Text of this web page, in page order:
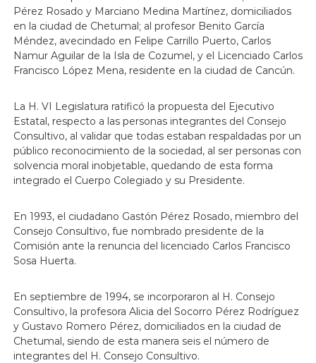
Pérez Rosado y Marciano Medina Martínez, domiciliados
en la ciudad de Chetumal; al profesor Benito García
Méndez, avecindado en Felipe Carrillo Puerto, Carlos
Namur Aguilar de la Isla de Cozumel, y el Licenciado Carlos
Francisco López Mena, residente en la ciudad de Cancún.
La H. VI Legislatura ratificó la propuesta del Ejecutivo
Estatal, respecto a las personas integrantes del Consejo
Consultivo, al validar que todas estaban respaldadas por un
público reconocimiento de la sociedad, al ser personas con
solvencia moral inobjetable, quedando de esta forma
integrado el Cuerpo Colegiado y su Presidente.
En 1993, el ciudadano Gastón Pérez Rosado, miembro del
Consejo Consultivo, fue nombrado presidente de la
Comisión ante la renuncia del licenciado Carlos Francisco
Sosa Huerta.
En septiembre de 1994, se incorporaron al H. Consejo
Consultivo, la profesora Alicia del Socorro Pérez Rodríguez
y Gustavo Romero Pérez, domiciliados en la ciudad de
Chetumal, siendo de esta manera seis el número de
integrantes del H. Consejo Consultivo.